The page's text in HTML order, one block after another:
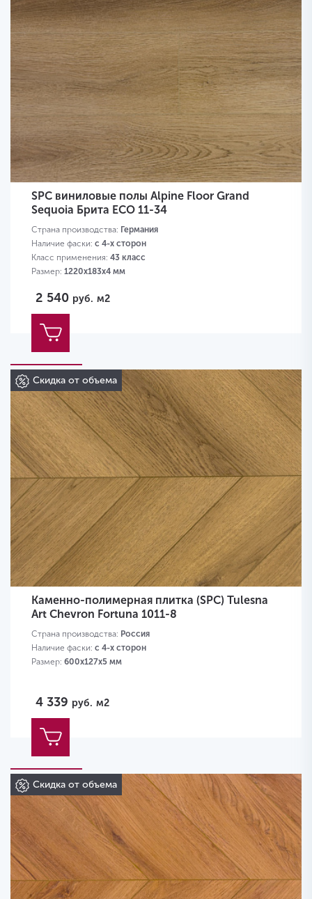
SPC виниловые полы Alpine Floor Grand
Sequoia Брита ECO 11-34
Страна производства: Германия
Наличие фаски: с 4-х сторон
Класс применения: 43 класс
Размер: 1220х183х4 мм
2 540 руб. м2
Скидка от объема
Каменно-полимерная плитка (SPC) Tulesna
Art Chevron Fortuna 1011-8
Страна производства: Россия
Наличие фаски: с 4-х сторон
Размер: 600х127х5 мм
4 339 руб. м2
Скидка от объема